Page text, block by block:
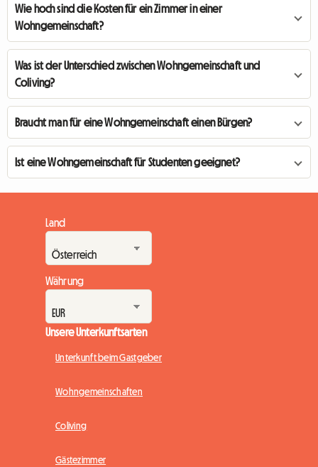
Wie hoch sind die Kosten für ein Zimmer in einer
Wohngemeinschaft?
Was ist der Unterschied zwischen Wohngemeinschaft und
Coliving?
Braucht man für eine Wohngemeinschaft einen Bürgen?
Ist eine Wohngemeinschaft für Studenten geeignet?
Land
Währung
Unsere Unterkunftsarten
Unterkunft beim Gastgeber
Wohngemeinschaften
Coliving
Gästezimmer